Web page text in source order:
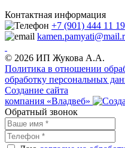
Контактная информация
+7 (901) 444 11 19
© 2026 ИП Жукова А.А.
Политика в отношении
обработку персональных
Создание сайта
компания «Владвеб»
Обратный звонок